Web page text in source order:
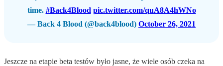
time. #Back4Blood pic.twitter.com/quA8A4hWNo
— Back 4 Blood (@back4blood) October 26, 2021
Jeszcze na etapie beta testów było jasne, że wiele osób czeka na